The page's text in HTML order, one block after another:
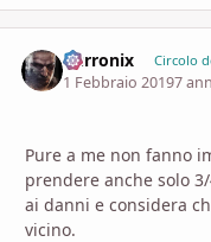
Burronix Circolo
1 Febbraio 20197
Pure a me non fanno
prendere anche solo
ai danni e considera
vicino.